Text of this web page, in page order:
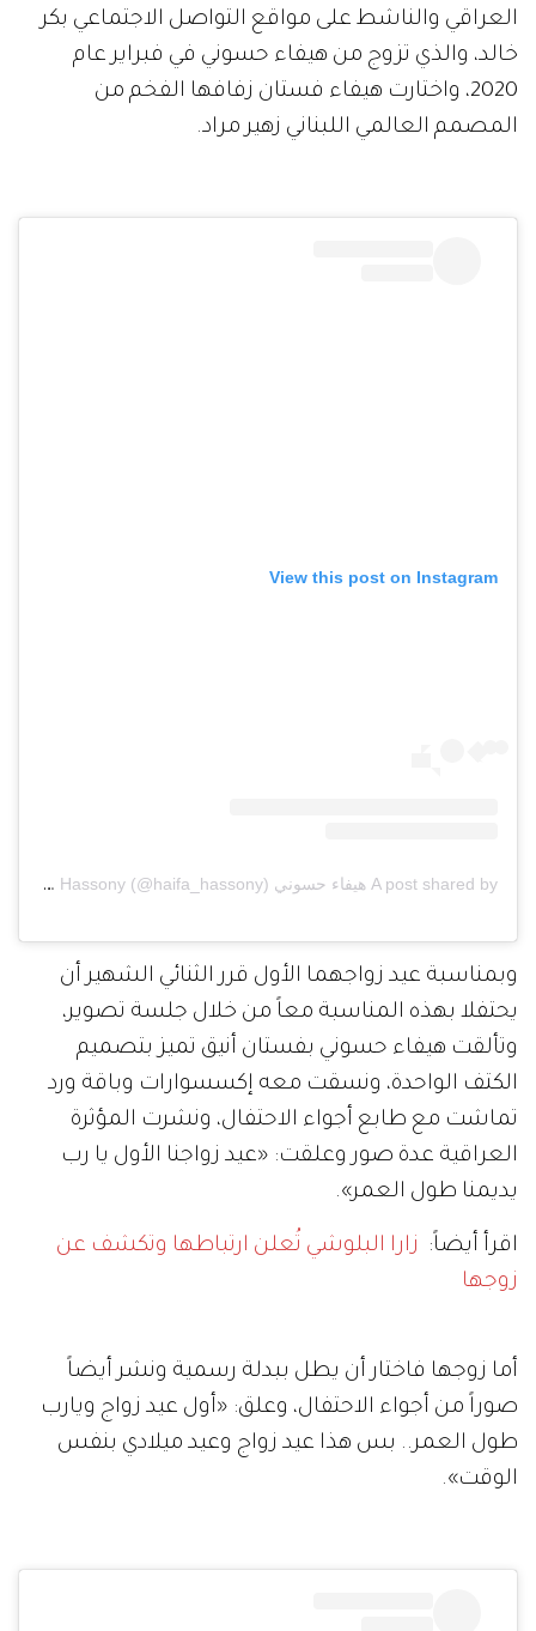
العراقي والناشط على مواقع التواصل الاجتماعي بكر
خالد، والذي تزوج من هيفاء حسوني في فبراير عام
2020، واختارت هيفاء فستان زفافها الفخم من
المصمم العالمي اللبناني زهير مراد.
View this post on Instagram
A post shared by هيفاء حسوني Haifa Hassony (@haifa_hassony)
وبمناسبة عيد زواجهما الأول قرر الثنائي الشهير أن
يحتفلا بهذه المناسبة معاً من خلال جلسة تصوير،
وتألقت هيفاء حسوني بفستان أنيق تميز بتصميم
الكتف الواحدة، ونسقت معه إكسسوارات وباقة ورد
تماشت مع طابع أجواء الاحتفال، ونشرت المؤثرة
العراقية عدة صور وعلقت: «عيد زواجنا الأول يا رب
يديمنا طول العمر».
اقرأ أيضاً: زارا البلوشي تُعلن ارتباطها وتكشف عن
زوجها
أما زوجها فاختار أن يطل ببدلة رسمية ونشر أيضاً
صوراً من أجواء الاحتفال، وعلق: «أول عيد زواج ويارب
طول العمر.. بس هذا عيد زواج وعيد ميلادي بنفس
الوقت».